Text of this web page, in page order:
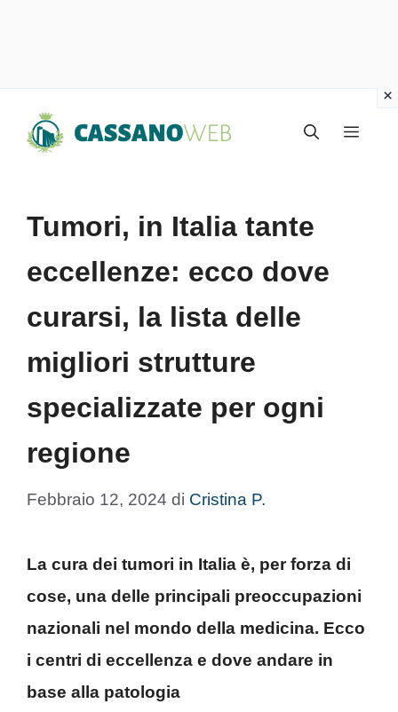
Menu
Tumori, in Italia tante
eccellenze: ecco dove
curarsi, la lista delle
migliori strutture
specializzate per ogni
regione
Febbraio 12, 2024 di Cristina P.
La cura dei tumori in Italia è, per forza di
cose, una delle principali preoccupazioni
nazionali nel mondo della medicina. Ecco
i centri di eccellenza e dove andare in
base alla patologia